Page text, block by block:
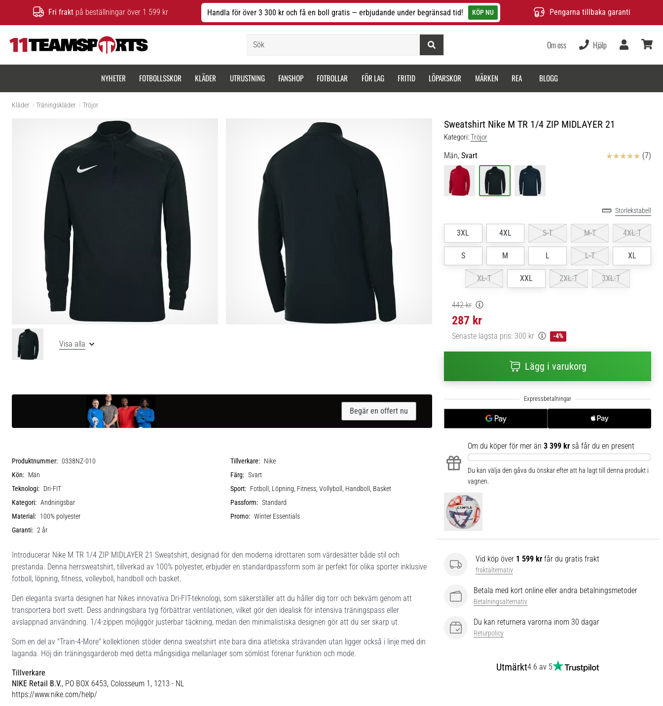
Fri frakt på beställningar över 1 599 kr Handla för över 3 300 kr och få en boll gratis — erbjudande under begränsad tid! KÖP NU Pengarna tillbaka garanti
Om oss Hjälp
NYHETER FOTBOLLSSKOR KLÄDER UTRUSTNING FANSHOP FOTBOLLAR FÖR LAG FRITID LÖPARSKOR MÄRKEN REA BLOGG
Kläder Träningskläder Tröjor
Sweatshirt Nike M TR 1/4 ZIP MIDLAYER 21
Kategori:Tröjor
Män, Svart Recensioner (7)
Storlekstabell
3XL 4XL S-T M-T 4XL-T
S M L L-T XL
XL-T XXL 2XL-T 3XL-T
442 kr
287 kr
Senaste lägsta pris: 300 kr -4%
Lägg i varukorg
Om du köper för mer än 3 399 kr så får du en present
Du kan välja den gåva du önskar efter att ha lagt till denna produkt i
vagnen.
Vid köp över 1 599 kr får du gratis frakt
fraktalternativ
Betala med kort online eller andra betalningsmetoder
Betalningsalternativ
Du kan returnera varorna inom 30 dagar
Returpolicy
Utmärkt4.6 av 5
Visa alla
Begär en offert nu
Produktnummer: 0338NZ-010 Tillverkare: Nike
Kön: Män Färg: Svart
Teknologi: Dri-FIT Sport: Fotboll, Löpning, Fitness, Vollyboll, Handboll, Basket
Kategori: Andningsbar Passform: Standard
Material: 100% polyester Promo: Winter Essentials
Garanti: 2 år
Introducerar Nike M TR 1/4 ZIP MIDLAYER 21 Sweatshirt, designad för den moderna idrottaren som värdesätter både stil och
prestanda. Denna herrsweatshirt, tillverkad av 100% polyester, erbjuder en standardpassform som är perfekt för olika sporter inklusive
fotboll, löpning, fitness, volleyboll, handboll och basket.
Den eleganta svarta designen har Nikes innovativa Dri-FIT-teknologi, som säkerställer att du håller dig torr och bekväm genom att
transportera bort svett. Dess andningsbara tyg förbättrar ventilationen, vilket gör den idealisk för intensiva träningspass eller
avslappnad användning. 1/4-zippen möjliggör justerbar täckning, medan den minimalistiska designen gör att du ser skarp ut.
Som en del av "Train-4-More" kollektionen stöder denna sweatshirt inte bara dina atletiska strävanden utan ligger också i linje med din
laganda. Höj din träningsgarderob med detta mångsidiga mellanlager som sömlöst förenar funktion och mode.
Tillverkare
NIKE Retail B.V., PO BOX 6453, Colosseum 1, 1213 - NL
https://www.nike.com/help/